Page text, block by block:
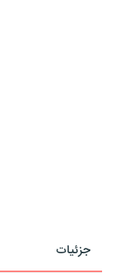
جزئیات